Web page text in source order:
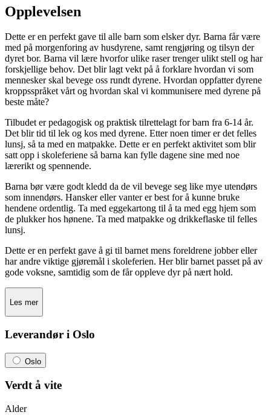
Opplevelsen
Dette er en perfekt gave til alle barn som elsker dyr. Barna får være
med på morgenforing av husdyrene, samt rengjøring og tilsyn der
dyret bor. Barna vil lære hvorfor ulike raser trenger ulikt stell og har
forskjellige behov. Det blir lagt vekt på å forklare hvordan vi som
mennesker skal bevege oss rundt dyrene. Hvordan oppfatter dyrene
kroppsspråket vårt og hvordan skal vi kommunisere med dyrene på
beste måte?
Tilbudet er pedagogisk og praktisk tilrettelagt for barn fra 6-14 år.
Det blir tid til lek og kos med dyrene. Etter noen timer er det felles
lunsj, så ta med en matpakke. Dette er en perfekt aktivitet som blir
satt opp i skoleferiene så barna kan fylle dagene sine med noe
lærerikt og spennende.
Barna bør være godt kledd da de vil bevege seg like mye utendørs
som innendørs. Hansker eller vanter er best for å kunne bruke
hendene ordentlig. Ta med eggekartong til å ta med egg hjem som
de plukker hos hønene. Ta med matpakke og drikkeflaske til felles
lunsj.
Dette er en perfekt gave å gi til barnet mens foreldrene jobber eller
har andre viktige gjøremål i skoleferien. Her blir barnet passet på av
gode voksne, samtidig som de får oppleve dyr på nært hold.
Les mer
Leverandør i Oslo
Oslo
Verdt å vite
Alder